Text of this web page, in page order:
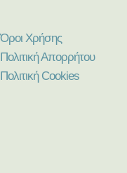
Όροι Χρήσης
Πολιτική Απορρήτου
Πολιτική Cookies